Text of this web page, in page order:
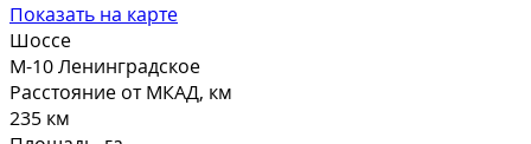
Показать на карте
Шоссе
М-10 Ленинградское
Расстояние от МКАД, км
235 км